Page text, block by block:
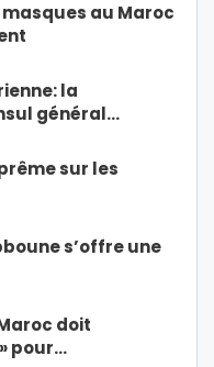
au Maroc
la
général…
sur les
s’offre une
doit
pour…